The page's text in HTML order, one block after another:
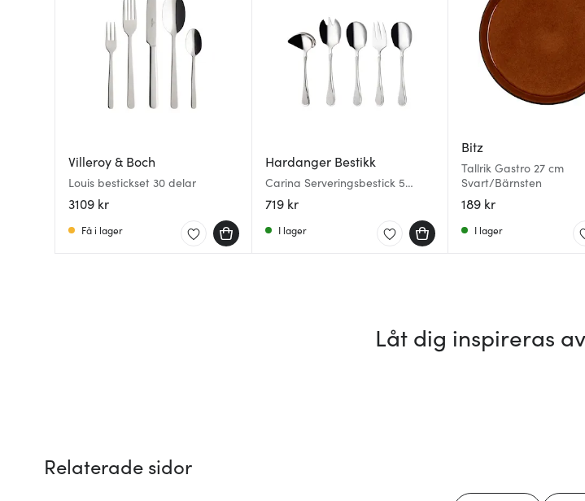
Villeroy & Boch
Louis bestickset 30 delar
3109 kr
Få i lager
Hardanger Bestikk
Carina Serveringsbestick 5
delar
719 kr
I lager
Bitz
Tallrik Gastro 27 cm
Svart/Bärnsten
189 kr
I lager
Låt dig inspireras
Relaterade sidor